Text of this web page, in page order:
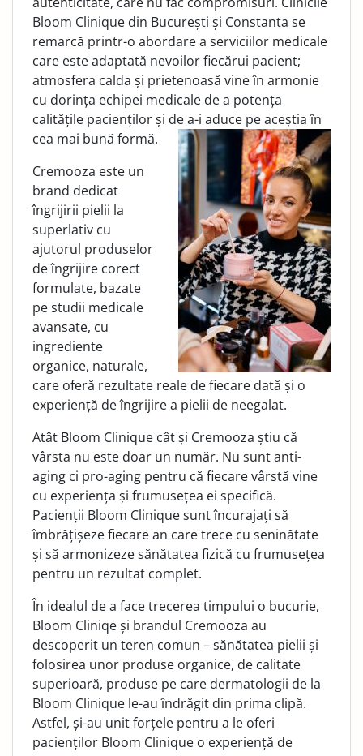
Bloom Clinique din București și Constanta se
remarcă printr-o abordare a serviciilor medicale
care este adaptată nevoilor fiecărui pacient;
atmosfera calda și prietenoasă vine în armonie
cu dorința echipei medicale de a potența
calitățile pacienților și de a-i aduce pe aceștia în
cea mai bună formă.
Cremooza este un
brand dedicat
îngrijirii pielii la
superlativ cu
ajutorul produselor
de îngrijire corect
formulate, bazate
pe studii medicale
avansate, cu
ingrediente
organice, naturale,
care oferă rezultate reale de fiecare dată și o
experiență de îngrijire a pielii de neegalat.
Atât Bloom Clinique cât și Cremooza știu că
vârsta nu este doar un număr. Nu sunt anti-
aging ci pro-aging pentru că fiecare vârstă vine
cu experiența și frumusețea ei specifică.
Pacienții Bloom Clinique sunt încurajați să
îmbrățișeze fiecare an care trece cu seninătate
și să armonizeze sănătatea fizică cu frumusețea
pentru un rezultat complet.
În idealul de a face trecerea timpului o bucurie,
Bloom Cliniqe și brandul Cremooza au
descoperit un teren comun – sănătatea pielii și
folosirea unor produse organice, de calitate
superioară, produse pe care dermatologii de la
Bloom Clinique le-au îndrăgit din prima clipă.
Astfel, și-au unit forțele pentru a le oferi
pacienților Bloom Clinique o experiență de